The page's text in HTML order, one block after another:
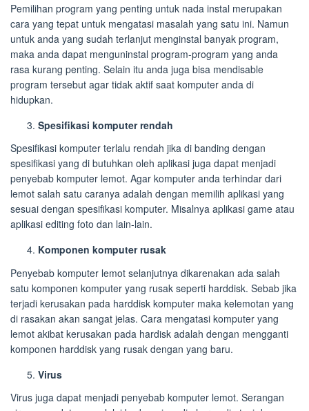
Pemilihan program yang penting untuk nada instal merupakan
cara yang tepat untuk mengatasi masalah yang satu ini. Namun
untuk anda yang sudah terlanjut menginstal banyak program,
maka anda dapat menguninstal program-program yang anda
rasa kurang penting. Selain itu anda juga bisa mendisable
program tersebut agar tidak aktif saat komputer anda di
hidupkan.
Spesifikasi komputer rendah
Spesifikasi komputer terlalu rendah jika di banding dengan
spesifikasi yang di butuhkan oleh aplikasi juga dapat menjadi
penyebab komputer lemot. Agar komputer anda terhindar dari
lemot salah satu caranya adalah dengan memilih aplikasi yang
sesuai dengan spesifikasi komputer. Misalnya aplikasi game atau
aplikasi editing foto dan lain-lain.
Komponen komputer rusak
Penyebab komputer lemot selanjutnya dikarenakan ada salah
satu komponen komputer yang rusak seperti harddisk. Sebab jika
terjadi kerusakan pada harddisk komputer maka kelemotan yang
di rasakan akan sangat jelas. Cara mengatasi komputer yang
lemot akibat kerusakan pada hardisk adalah dengan mengganti
komponen harddisk yang rusak dengan yang baru.
Virus
Virus juga dapat menjadi penyebab komputer lemot. Serangan